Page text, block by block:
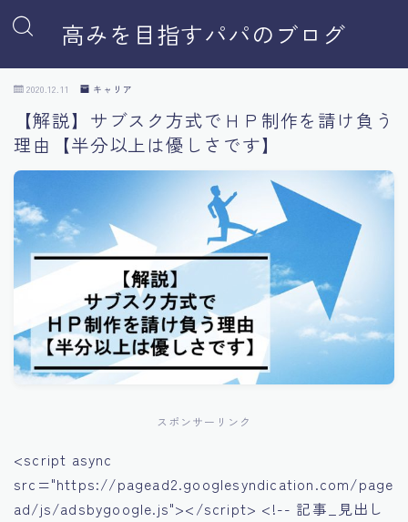
高みを目指すパパのブログ
2020.12.11 キャリア
【解説】サブスク方式でＨＰ制作を請け負う
理由【半分以上は優しさです】
スポンサーリンク
<script async
src="https://pagead2.googlesyndication.com/page
ad/js/adsbygoogle.js"></script> <!-- 記事_見出し